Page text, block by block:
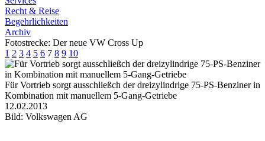
Recht & Reise
Begehrlichkeiten
Archiv
Fotostrecke: Der neue VW Cross Up
1 2 3 4 5 6 7 8 9 10
Für Vortrieb sorgt ausschließch der dreizylindrige 75-PS-Benziner in
Kombination mit manuellem 5-Gang-Getriebe
12.02.2013
Bild: Volkswagen AG